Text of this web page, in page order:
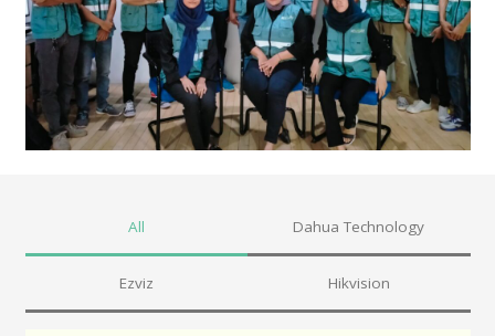
All Dahua Technology
Ezviz Hikvision